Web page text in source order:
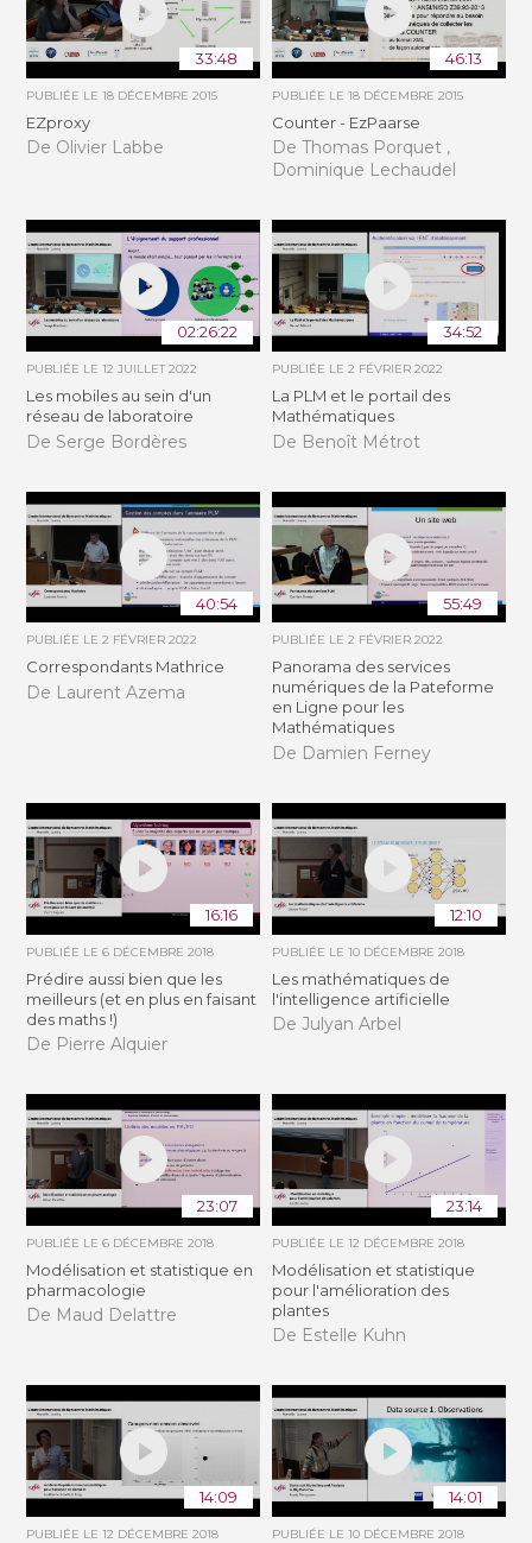
33:48
PUBLIÉE LE18 DÉCEMBRE 2015
EZproxy
De Olivier Labbe
46:13
PUBLIÉE LE 18 DÉCEMBRE 2015
Counter - EzPaarse
De Thomas Porquet ,
Dominique Lechaudel
02:26:22
PUBLIÉE LE12 JUILLET 2022
Les mobiles au sein d'un
réseau de laboratoire
De Serge Bordères
34:52
PUBLIÉE LE 2 FÉVRIER 2022
La PLM et le portail des
Mathématiques
De Benoît Métrot
40:54
PUBLIÉE LE2 FÉVRIER 2022
Correspondants Mathrice
De Laurent Azema
55:49
PUBLIÉE LE 2 FÉVRIER 2022
Panorama des services
numériques de la Pateforme
en Ligne pour les
Mathématiques
De Damien Ferney
16:16
PUBLIÉE LE6 DÉCEMBRE 2018
Prédire aussi bien que les
meilleurs (et en plus en faisant
des maths !)
De Pierre Alquier
12:10
PUBLIÉE LE 10 DÉCEMBRE 2018
Les mathématiques de
l'intelligence artificielle
De Julyan Arbel
23:07
PUBLIÉE LE6 DÉCEMBRE 2018
Modélisation et statistique en
pharmacologie
De Maud Delattre
23:14
PUBLIÉE LE 12 DÉCEMBRE 2018
Modélisation et statistique
pour l'amélioration des
plantes
De Estelle Kuhn
14:09
PUBLIÉE LE12 DÉCEMBRE 2018
14:01
PUBLIÉE LE 10 DÉCEMBRE 2018